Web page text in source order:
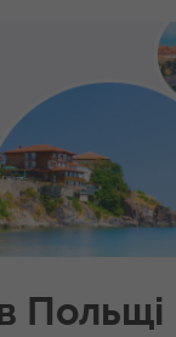
Польщі